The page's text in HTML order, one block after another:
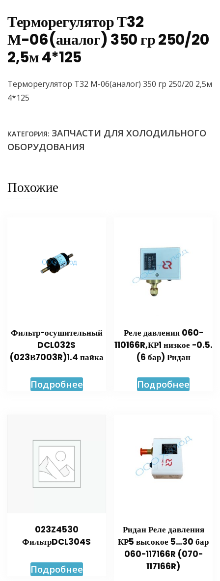
Терморегулятор Т32
М-06(аналог) 350 гр 250/20
2,5м 4*125
Терморегулятор Т32 М-06(аналог) 350 гр 250/20 2,5м
4*125
КАТЕГОРИЯ: ЗАПЧАСТИ ДЛЯ ХОЛОДИЛЬНОГО
ОБОРУДОВАНИЯ
Похожие
Фильтр-осушительный
DCL032S
(023В7003R)1.4 пайка
Подробнее
Реле давления 060-
110166R,КР1 низкое -0.5.
(6 бар) Ридан
Подробнее
023Z4530
ФильтрDCL304S
Подробнее
Ридан Реле давления
КР5 высокое 5…30 бар
060-117166R (070-
117166R)